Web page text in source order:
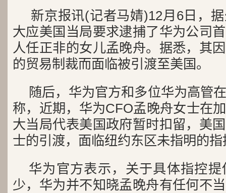
新京报讯(记者马婧)12月6日，
大应美国当局要求逮捕了华为公司
人任正非的女儿孟晚舟。据悉，其
的贸易制裁而面临被引渡至美国。
随后，华为官方和多位华为高管
称，近期，华为CFO孟晚舟女士在
大当局代表美国政府暂时扣留，美
士的引渡，面临纽约东区未指明
华为官方表示，关于具体指控
少，华为并不知晓孟晚舟有任何不